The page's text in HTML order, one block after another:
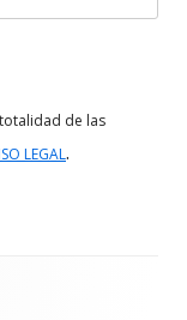
de las
LEGAL.